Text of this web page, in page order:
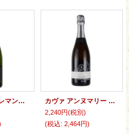
ボルデュー クレマン・ド・ボルドー ブリュット NV シャトー オー・マレ
カヴァ アンヌマリー ブリュット ナチュレ レセルヴァ NV カステル・ダージュ (スペイン：白泡)
2,240円(税別)
(税込: 2,464円)